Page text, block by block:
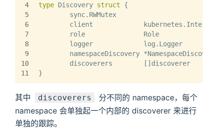
4
5
6
7
8
9
10
11
type Discovery struct {
	sync.RWMutex
client
	role               Role
	logger             log.Logger
namespaceDiscovery
discoverers
}
其中 discoverers
分不同的 namespace，每个
namespace 会单独起一个内部的 discoverer 来进行
单独的跟踪。